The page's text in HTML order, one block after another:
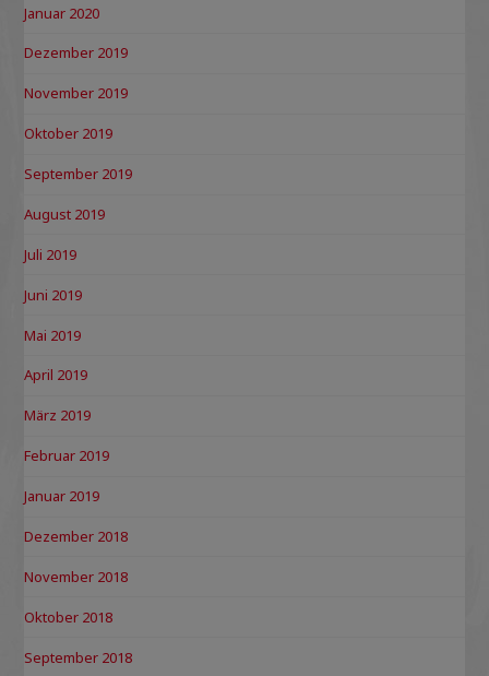
Januar 2020
Dezember 2019
November 2019
Oktober 2019
September 2019
August 2019
Juli 2019
Juni 2019
Mai 2019
April 2019
März 2019
Februar 2019
Januar 2019
Dezember 2018
November 2018
Oktober 2018
September 2018